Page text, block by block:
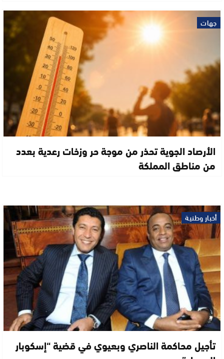
جهات
الأرصاد الجوية تحذر من موجة حر وزخات رعدية بعدد
من مناطق المملكة
أخبار وطنية
تأجيل محاكمة الناصري وبعيوي في قضية “إسكوبار